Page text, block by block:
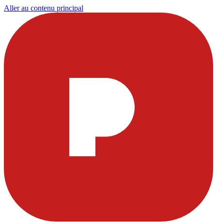
Aller au contenu principal